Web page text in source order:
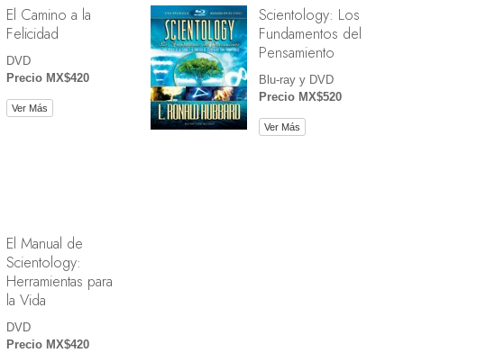
La Causa de la Supresión
Investigaciones
Los Fundamentos de la Organización
Los Fundamentos de las Relaciones
Públicas
El Camino a la
Felicidad
DVD
Precio MX$420
Ver Más
Scientology: Los
Fundamentos del
Pensamiento
Blu-ray y DVD
Precio MX$520
Ver Más
El Manual de
Scientology:
Herramientas para
la Vida
DVD
Precio MX$420